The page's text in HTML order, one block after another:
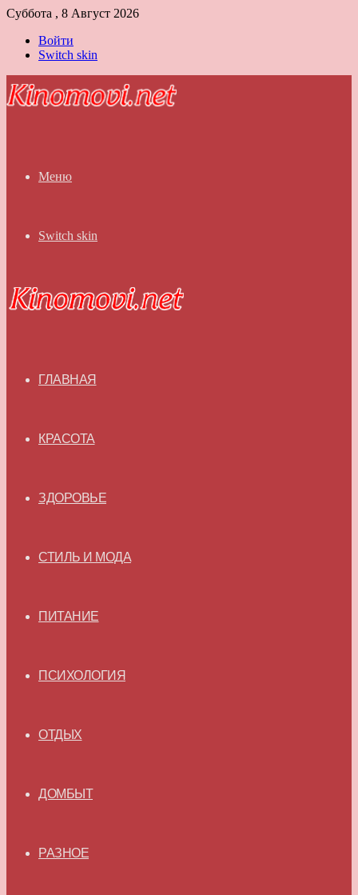
Суббота , 8 Август 2026
Войти
Switch skin
Меню
Switch skin
ГЛАВНАЯ
КРАСОТА
ЗДОРОВЬЕ
СТИЛЬ И МОДА
ПИТАНИЕ
ПСИХОЛОГИЯ
ОТДЫХ
ДОМБЫТ
РАЗНОЕ